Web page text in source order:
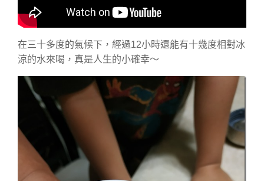
在三十多度的氣候下，經過12小時還能有十幾度相對冰
涼的水來喝，真是人生的小確幸～